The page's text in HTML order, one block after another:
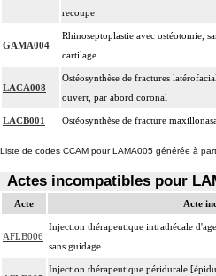
recoupe
GAMA004
Rhinoseptoplastie avec ostéotomie,
cartilage
LACA008
Ostéosynthèse de fractures
ouvert, par abord coronal
LACB001 Ostéosynthèse de fracture
Liste de codes CCAM pour LAMA005 générée à
Actes incompatibles pour
Acte Acte
AFLB006
Injection thérapeutique intrathécale
sans guidage
Injection thérapeutique péridurale